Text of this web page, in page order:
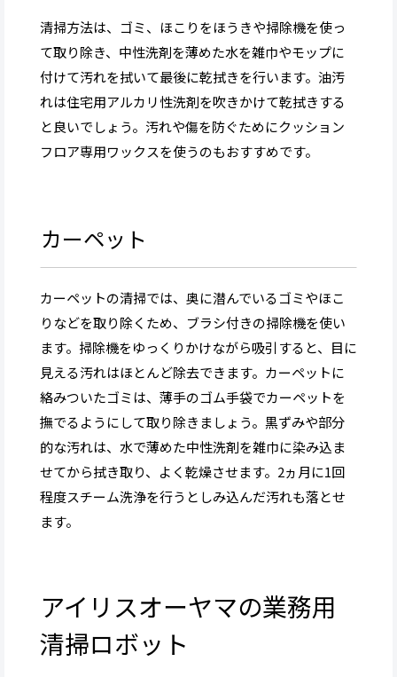
清掃方法は、ゴミ、ほこりをほうきや掃除機を使っ
て取り除き、中性洗剤を薄めた水を雑巾やモップに
付けて汚れを拭いて最後に乾拭きを行います。油汚
れは住宅用アルカリ性洗剤を吹きかけて乾拭きする
と良いでしょう。汚れや傷を防ぐためにクッション
フロア専用ワックスを使うのもおすすめです。
カーペット
カーペットの清掃では、奥に潜んでいるゴミやほこ
りなどを取り除くため、ブラシ付きの掃除機を使い
ます。掃除機をゆっくりかけながら吸引すると、目に
見える汚れはほとんど除去できます。カーペットに
絡みついたゴミは、薄手のゴム手袋でカーペットを
撫でるようにして取り除きましょう。黒ずみや部分
的な汚れは、水で薄めた中性洗剤を雑巾に染み込ま
せてから拭き取り、よく乾燥させます。2ヵ月に1回
程度スチーム洗浄を行うとしみ込んだ汚れも落とせ
ます。
アイリスオーヤマの業務用
清掃ロボット